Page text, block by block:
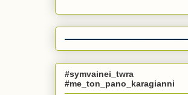
#symvainei_twra
#me_ton_pano_karagianni